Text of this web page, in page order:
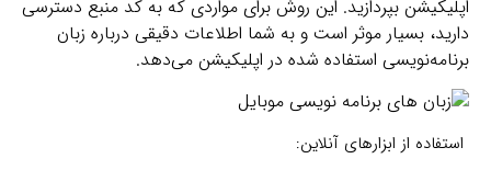
اپلیکیشن بپردازید. این روش برای مواردی که به کد منبع دسترسی
دارید، بسیار موثر است و به شما اطلاعات دقیقی درباره زبان
برنامه‌نویسی استفاده شده در اپلیکیشن می‌دهد.
استفاده از ابزارهای آنلاین: